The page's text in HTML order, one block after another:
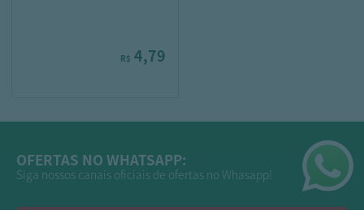
R$ 4,79
OFERTAS NO WHATSAPP:
Siga nossos canais oficiais de ofertas no Whasapp!